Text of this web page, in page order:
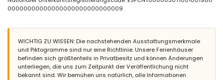
Großes und eingezäuntes Grundstück
Lagunenförmiger Gemeinschaftspool mit den Maßen 15 m x 5 m und 2
Gemeinschaftsgarten mit Bäumen
Überdachte Terrasse
Außensitzbereich und Essbereich im Freien
Gemeinschaftliche Garagenstellplatz
Weitere Informationen
00000000000000000000000000009
WICHTIG ZU WISSEN: Die nachstehenden Ausstattungsmerkmale
und Piktogramme sind nur eine Richtlinie. Unsere Ferienhäuser
befinden sich größtenteils in Privatbesitz und können Änderungen
unterliegen, die uns zum Zeitpunkt der Veröffentlichung nicht
bekannt sind. Wir bemühen uns natürlich, alle Informationen